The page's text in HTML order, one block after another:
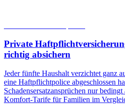
Private
richtig absichern
Jeder fünfte Haushalt verzichtet ganz
eine Haftpflichtpolice abgeschlossen
Schadensersatzansprüchen nur
Komfort-Tarife für Familien im